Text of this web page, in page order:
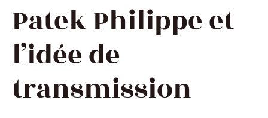
Patek Philippe et
l’idée de
transmission